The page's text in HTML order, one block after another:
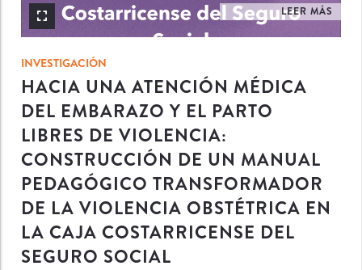
LEER MÁS
INVESTIGACIÓN
HACIA UNA ATENCIÓN MÉDICA
DEL EMBARAZO Y EL PARTO
LIBRES DE VIOLENCIA:
CONSTRUCCIÓN DE UN MANUAL
PEDAGÓGICO TRANSFORMADOR
DE LA VIOLENCIA OBSTÉTRICA EN
LA CAJA COSTARRICENSE DEL
SEGURO SOCIAL